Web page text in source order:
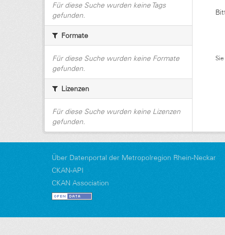
Für diese Suche wurden keine Tags
gefunden.
Formate
Für diese Suche wurden keine Formate
gefunden.
Lizenzen
Für diese Suche wurden keine Lizenzen
gefunden.
Über Datenportal der Metropolregion Rhein-Neckar
CKAN-API
CKAN Association